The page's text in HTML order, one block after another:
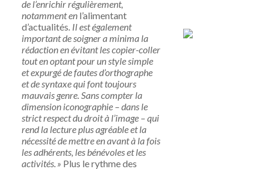
de l’enrichir régulièrement,
notamment en l’alimentant
d’actualités. Il est également
important de soigner a minima la
rédaction en évitant les copier-coller
tout en optant pour un style simple
et expurgé de fautes d’orthographe
et de syntaxe qui font toujours
mauvais genre. Sans compter la
dimension iconographie – dans le
strict respect du droit à l’image – qui
rend la lecture plus agréable et la
nécessité de mettre en avant à la fois
les adhérents, les bénévoles et les
activités. » Plus le rythme des